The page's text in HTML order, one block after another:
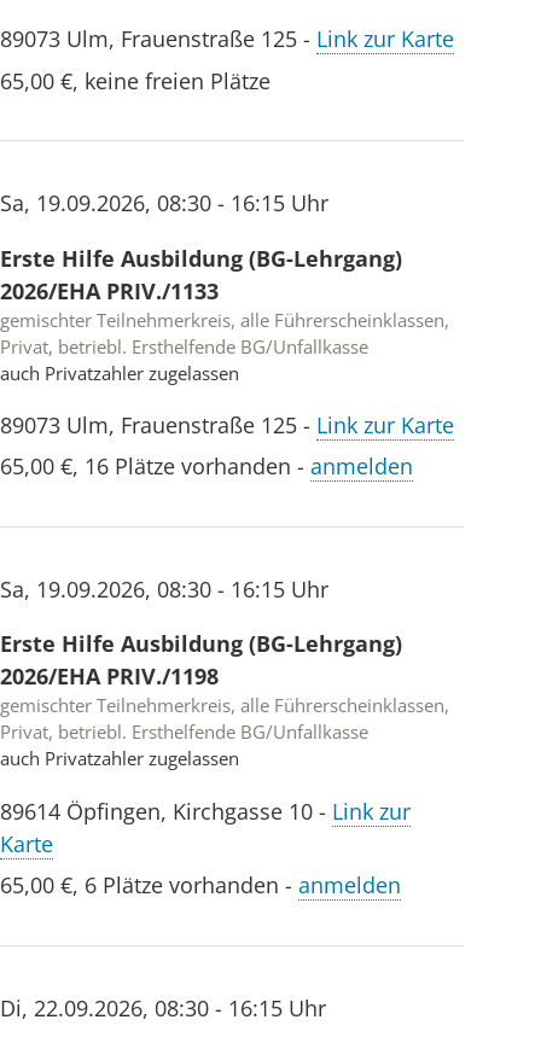
89073 Ulm, Frauenstraße 125 - Link zur Karte
65,00 €, keine freien Plätze
Sa, 19.09.2026, 08:30 - 16:15 Uhr
Erste Hilfe Ausbildung (BG-Lehrgang)
2026/EHA PRIV./1133
gemischter Teilnehmerkreis, alle Führerscheinklassen,
Privat, betriebl. Ersthelfende BG/Unfallkasse
auch Privatzahler zugelassen
89073 Ulm, Frauenstraße 125 - Link zur Karte
65,00 €, 16 Plätze vorhanden - anmelden
Sa, 19.09.2026, 08:30 - 16:15 Uhr
Erste Hilfe Ausbildung (BG-Lehrgang)
2026/EHA PRIV./1198
gemischter Teilnehmerkreis, alle Führerscheinklassen,
Privat, betriebl. Ersthelfende BG/Unfallkasse
auch Privatzahler zugelassen
89614 Öpfingen, Kirchgasse 10 - Link zur
Karte
65,00 €, 6 Plätze vorhanden - anmelden
Di, 22.09.2026, 08:30 - 16:15 Uhr